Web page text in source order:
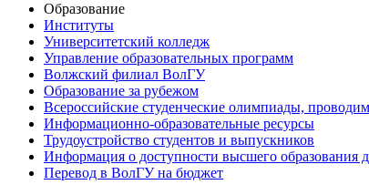
Образование
Институты
Университетский колледж
Управление образовательных программ
Волжский филиал ВолГУ
Образование за рубежом
Всероссийские студенческие олимпиады,
Информационно-образовательные ресурсы
Трудоустройство студентов и выпускников
Информация о доступности высшего образования
Перевод в ВолГУ на бюджет